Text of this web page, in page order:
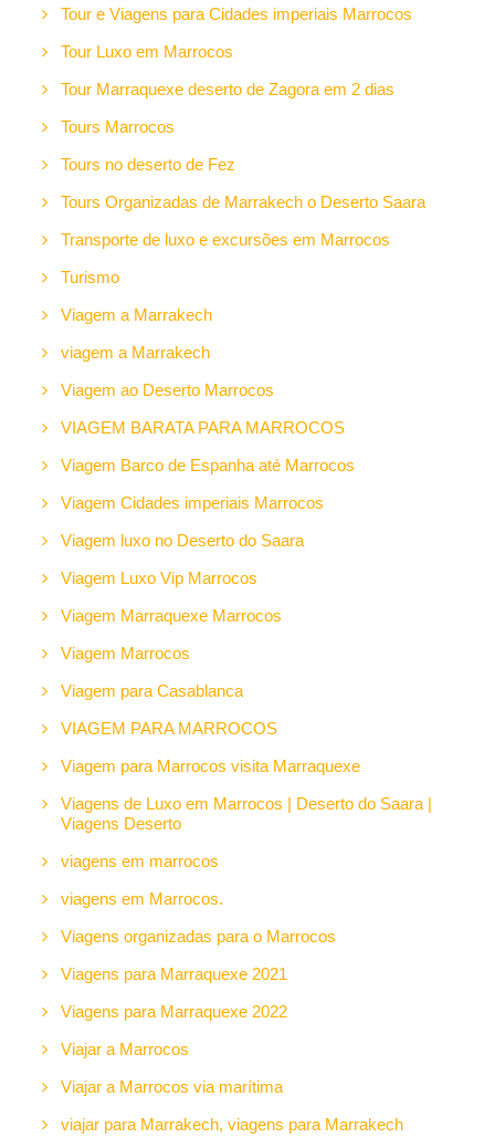
Tour e Viagens para Cidades imperiais Marrocos
Tour Luxo em Marrocos
Tour Marraquexe deserto de Zagora em 2 dias
Tours Marrocos
Tours no deserto de Fez
Tours Organizadas de Marrakech o Deserto Saara
Transporte de luxo e excursões em Marrocos
Turismo
Viagem a Marrakech
viagem a Marrakech
Viagem ao Deserto Marrocos
VIAGEM BARATA PARA MARROCOS
Viagem Barco de Espanha até Marrocos
Viagem Cidades imperiais Marrocos
Viagem luxo no Deserto do Saara
Viagem Luxo Vip Marrocos
Viagem Marraquexe Marrocos
Viagem Marrocos
Viagem para Casablanca
VIAGEM PARA MARROCOS
Viagem para Marrocos visita Marraquexe
Viagens de Luxo em Marrocos | Deserto do Saara |
Viagens Deserto
viagens em marrocos
viagens em Marrocos.
Viagens organizadas para o Marrocos
Viagens para Marraquexe 2021
Viagens para Marraquexe 2022
Viajar a Marrocos
Viajar a Marrocos via marítima
viajar para Marrakech, viagens para Marrakech